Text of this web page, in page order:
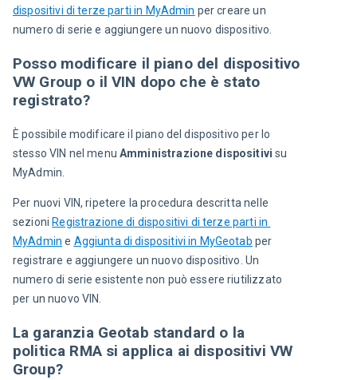
dispositivi di terze parti in MyAdmin per creare un
numero di serie e aggiungere un nuovo dispositivo.
Posso modificare il piano del dispositivo
VW Group o il VIN dopo che è stato
registrato?
È possibile modificare il piano del dispositivo per lo
stesso VIN nel menu Amministrazione dispositivi su
MyAdmin.
Per nuovi VIN, ripetere la procedura descritta nelle
sezioni Registrazione di dispositivi di terze parti in
MyAdmin e Aggiunta di dispositivi in MyGeotab per
registrare e aggiungere un nuovo dispositivo. Un
numero di serie esistente non può essere riutilizzato
per un nuovo VIN.
La garanzia Geotab standard o la
politica RMA si applica ai dispositivi VW
Group?